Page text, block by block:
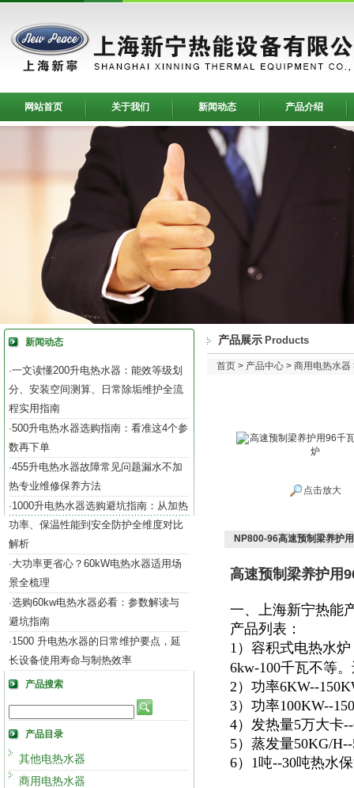
网站首页 关于我们 新闻动态 产品介绍
新闻动态
·一文读懂200升电热水器：能效等级划
分、安装空间测算、日常除垢维护全流
程实用指南
·500升电热水器选购指南：看准这4个参
数再下单
·455升电热水器故障常见问题漏水不加
热专业维修保养方法
·1000升电热水器选购避坑指南：从加热
功率、保温性能到安全防护全维度对比
解析
·大功率更省心？60kW电热水器适用场
景全梳理
·选购60kw电热水器必看：参数解读与
避坑指南
·1500 升电热水器的日常维护要点，延
长设备使用寿命与制热效率
产品搜索
产品目录
其他电热水器
商用电热水器
产品展示 Products
首页 > 产品中心 > 商用电热水器
点击放大
NP800-96高速预制梁养护
高速预制梁养护用
一、上海新宁热能
产品列表：
1）容积式电热水
6kw-100千瓦不等
2）功率6KW--
3）功率100KW--
4）发热量5万大卡
5）蒸发量50KG/
6）1吨--30吨热水